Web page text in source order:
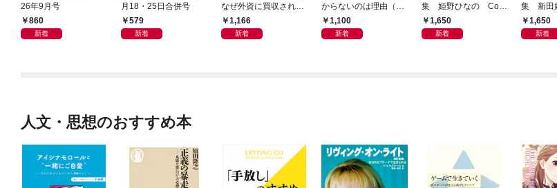
26年9月号
860
新着
月18・25日合併号
579
新着
なぜ外資に買収された
のか？～日本サッカー
とスポーツビジネスに
1,166
新着
からないのは理由（わ
け）がある～
1,100
新着
集 姫野ひなの Colo
rful Summer
1,650
新着
集 新田
る1,650
新着
人文・思想のおすすめ本